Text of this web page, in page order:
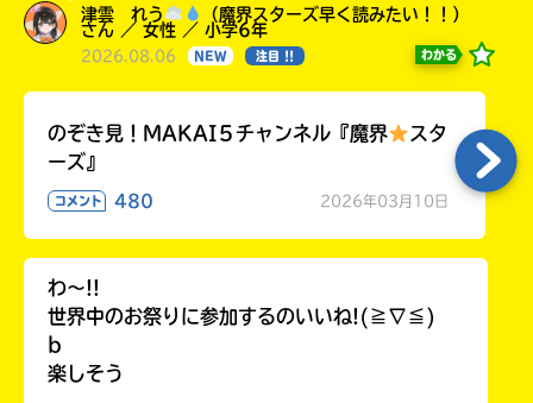
津雲 れう
（魔界スターズ早く読みたい！！）
さん ／ 女性 ／ 小学6年
2026.08.06 NEW 注目 !! わかる
のぞき見！MAKAI５チャンネル『魔界
スタ
ーズ』
コメント 480 2026年03月10日
わ〜!!
世界中のお祭りに参加するのいいね!(≧∇≦)
b
楽しそう